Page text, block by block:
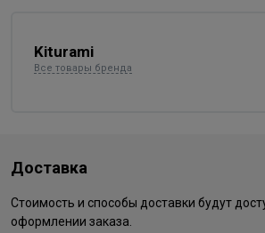
Kiturami
Все товары бренда
Доставка
Стоимость и способы доставки будут
оформлении заказа.